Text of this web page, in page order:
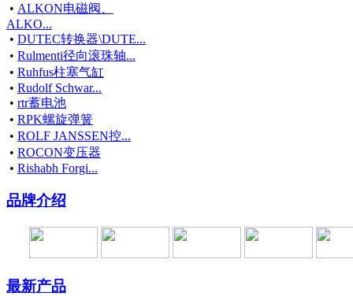
• ALKON电磁阀、
ALKO...
• DUTEC转换器\DUTE...
• Rulmenti径向滚珠轴...
• Ruhfus柱塞气缸
• Rudolf Schwar...
• rtr蓄电池
• RPK螺旋弹簧
• ROLF JANSSEN控...
• ROCON变压器
• Rishabh Forgi...
品牌介绍
最新产品